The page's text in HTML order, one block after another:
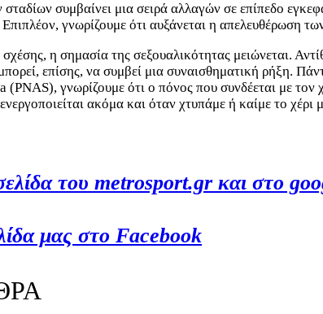
συμβαίνει μια σειρά αλλαγών σε επίπεδο
γνωρίζουμε ότι αυξάνεται η απελευθέρωση
η σημασία της σεξουαλικότητας μειώνεται.
επίσης, να συμβεί μια συναισθηματική ρήξη.
γνωρίζουμε ότι ο πόνος που συνδέεται με τον
ακόμα και όταν χτυπάμε ή καίμε το χέρι
του metrosport.gr και στο
μας στο Facebook